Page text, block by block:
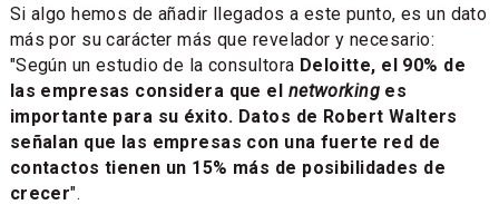
Si algo hemos de añadir llegados a este punto, es un dato
más por su carácter más que revelador y necesario:
"Según un estudio de la consultora Deloitte, el 90% de
las empresas considera que el networking es
importante para su éxito. Datos de Robert Walters
señalan que las empresas con una fuerte red de
contactos tienen un 15% más de posibilidades de
crecer".